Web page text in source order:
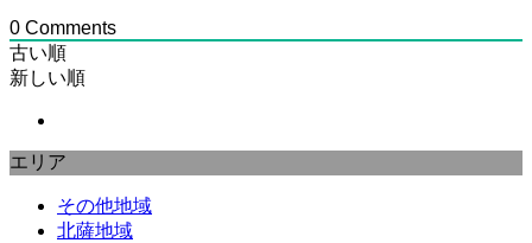
0 Comments
古い順
新しい順
エリア
その他地域
北薩地域